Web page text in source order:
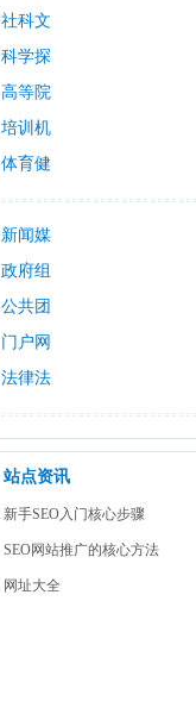
史
社科文
艺
科学探
索
高等院
校
培训机
构
体育健
身
新闻媒
体
政府组
织
公共团
体
门户网
站
法律法
规
站点资讯
新手SEO入门核心步骤
SEO网站推广的核心方法
网址大全